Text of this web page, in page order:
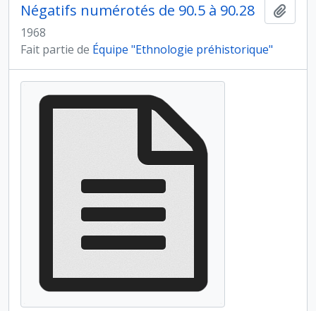
Négatifs numérotés de 90.5 à 90.28
1968
Fait partie de Équipe "Ethnologie préhistorique"